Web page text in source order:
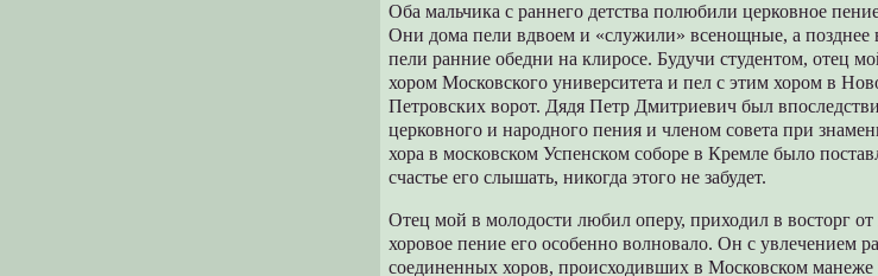
Оба мальчика с раннего детства полюбили церковное
Они дома пели вдвоем и «служили» всенощные, а позднее
пели ранние обедни на клиросе. Будучи студентом, отец
хором Московского университета и пел с этим хором в
Петровских ворот. Дядя Петр Дмитриевич был
церковного и народного пения и членом совета при
хора в московском Успенском соборе в Кремле было
счастье его слышать, никогда этого не забудет.
Отец мой в молодости любил оперу, приходил в восторг
хоровое пение его особенно волновало. Он с увлечением
соединенных хоров, происходивших в Московском